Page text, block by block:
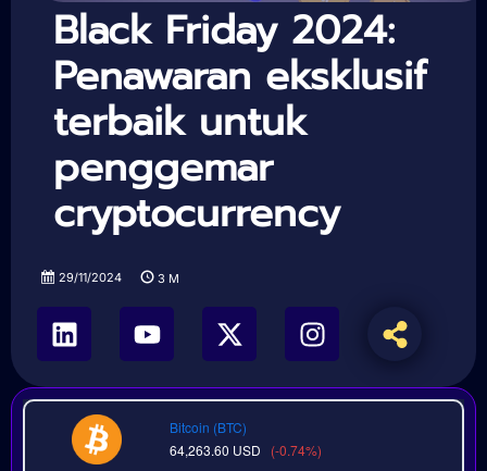
Black Friday 2024:
Penawaran eksklusif
terbaik untuk
penggemar
cryptocurrency
29/11/2024 3 M
Bitcoin (BTC)
64,263.60 USD (-0.74%)